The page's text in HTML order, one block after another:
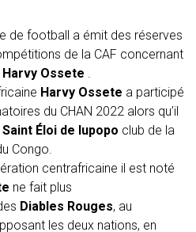
de football a émit des réserves
de la CAF concernant
Harvy Ossete .
Harvy Ossete a participé
du CHAN 2022 alors qu’il
Saint Éloi de lupopo club de la
Congo.
centrafricaine il est noté
ne fait plus
Diables Rouges, au
les deux nations, en